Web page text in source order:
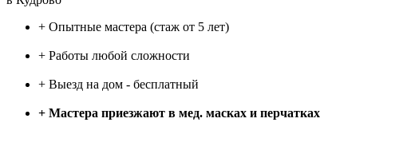
+ Опытные мастера (стаж от 5 лет)
+ Работы любой сложности
+ Выезд на дом - бесплатный
+ Мастера приезжают в мед. масках и перчатках